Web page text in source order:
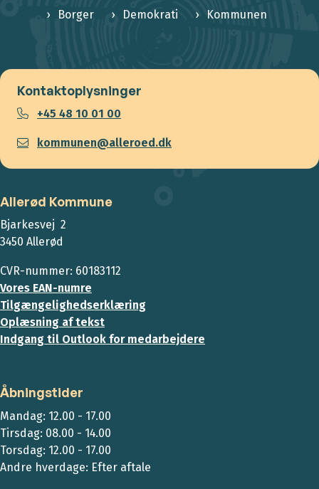
Borger Demokrati Kommunen
Kontaktoplysninger
+45 48 10 01 00
kommunen@alleroed.dk
Allerød Kommune
Bjarkesvej 2
3450 Allerød
CVR-nummer: 60183112
Vores EAN-numre
Tilgængelighedserklæring
Oplæsning af tekst
Indgang til Outlook for medarbejdere
Åbningstider
Mandag: 12.00 - 17.00
Tirsdag: 08.00 - 14.00
Torsdag: 12.00 - 17.00
Andre hverdage: Efter aftale